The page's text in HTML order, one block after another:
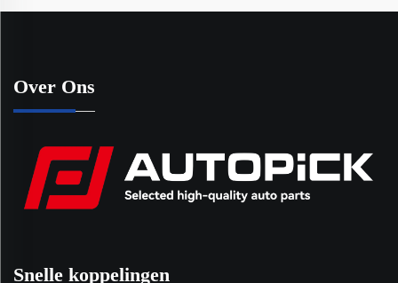
Over Ons
Snelle koppelingen